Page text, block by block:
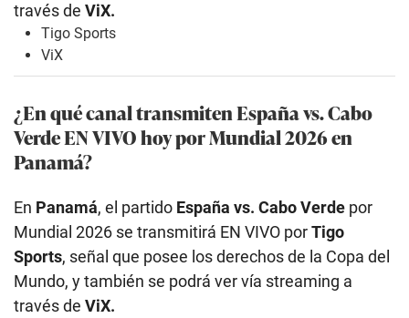
través de ViX.
Tigo Sports
ViX
¿En qué canal transmiten España vs. Cabo
VerdeEN VIVO hoy por Mundial 2026 en
Panamá?
En Panamá, el partido España vs. Cabo Verde por
Mundial 2026 se transmitirá EN VIVO porTigo
Sports, señal que posee los derechos de la Copa del
Mundo, y también se podrá ver vía streaming a
través de ViX.